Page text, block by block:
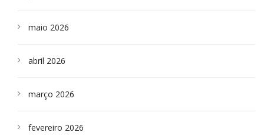
maio 2026
abril 2026
março 2026
fevereiro 2026